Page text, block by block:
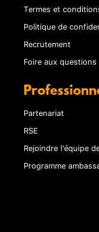
Termes et
Politique de
Recrutement
Foire aux questions
Partenariat
RSE
Rejoindre l'équipe
Programme